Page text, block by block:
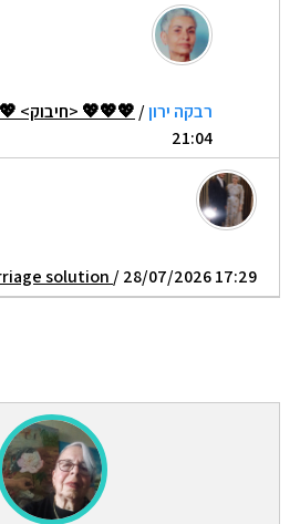
רבקה ירון/ 💖💖💖 <חיבוק>
21:04
solution / 28/07/2026 17:29